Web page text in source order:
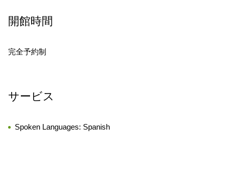
開館時間
完全予約制
サービス
Spoken Languages: Spanish